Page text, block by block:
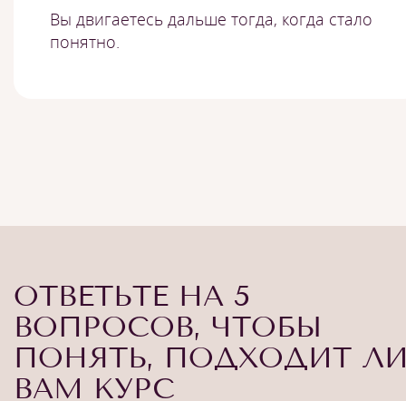
Вы двигаетесь дальше тогда, когда стало
понятно.
ОТВЕТЬТЕ НА 5
ВОПРОСОВ, ЧТОБЫ
ПОНЯТЬ, ПОДХОДИТ
ВАМ КУРС